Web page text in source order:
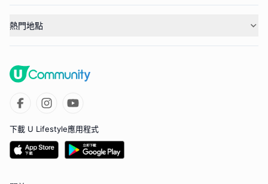
熱門地點
下載 U Lifestyle應用程式